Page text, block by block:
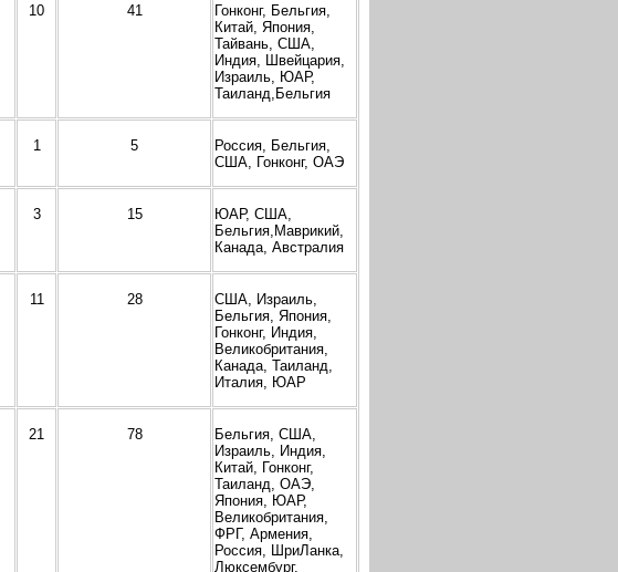
10 41
Гонконг, Бельгия,
Китай, Япония,
Тайвань, США,
Индия, Швейцария,
Израиль, ЮАР,
Таиланд,Бельгия
1 5
Россия, Бельгия,
США, Гонконг, ОАЭ
3 15
ЮАР, США,
Бельгия,Маврикий,
Канада, Австралия
11 28
США, Израиль,
Бельгия, Япония,
Гонконг, Индия,
Великобритания,
Канада, Таиланд,
Италия, ЮАР
21 78
Бельгия, США,
Израиль, Индия,
Китай, Гонконг,
Таиланд, ОАЭ,
Япония, ЮАР,
Великобритания,
ФРГ, Армения,
Россия, ШриЛанка,
Люксембург,